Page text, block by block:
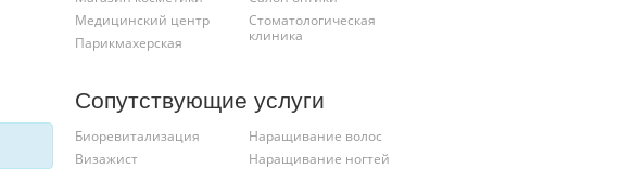
Медицинский центр
Парикмахерская
Стоматологическая
клиника
Сопутствующие услуги
Биоревитализация
Визажист
Наращивание волос
Наращивание ногтей